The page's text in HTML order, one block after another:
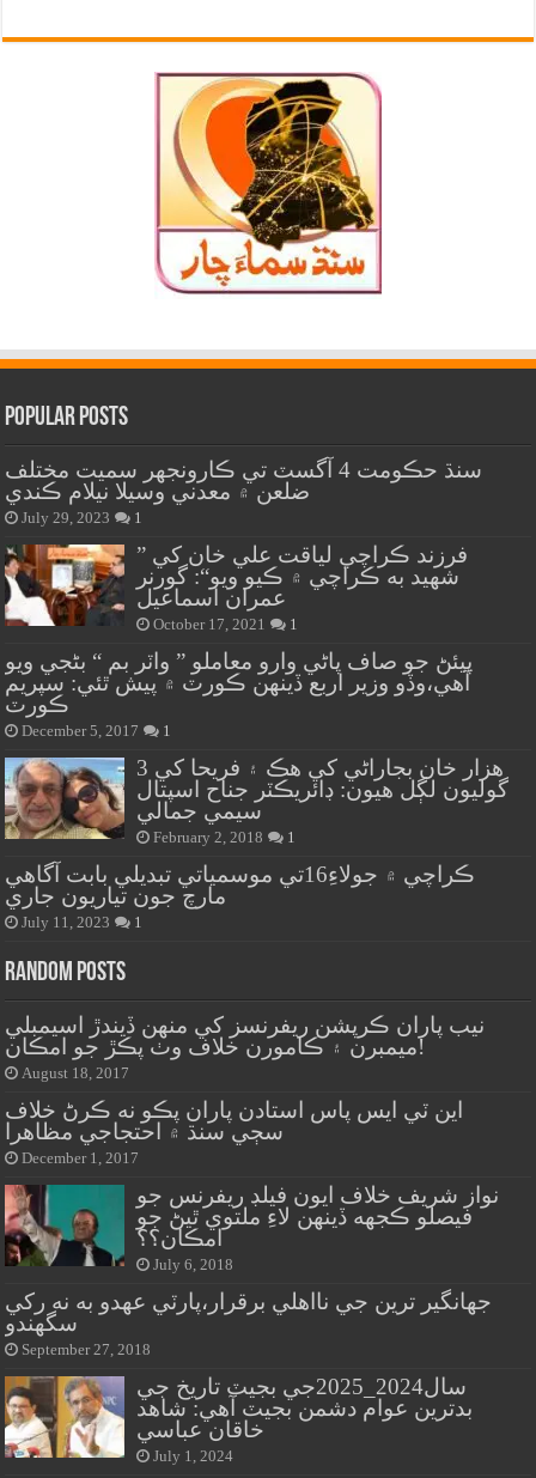
Popular Posts
سنڌ حڪومت 4 آگسٽ تي ڪارونجهر سميت مختلف
ضلعن ۾ معدني وسيلا نيلام ڪندي
July 29, 2023 1
” فرزند ڪراچي لياقت علي خان کي
شهيد به ڪراچي ۾ ڪيو ويو“: گورنر
عمران اسماعيل
October 17, 2021 1
پيئڻ جو صاف پاڻي وارو معاملو ” واٽر بم “ بڻجي ويو
آهي،وڏو وزير اربع ڏينهن ڪورٽ ۾ پيش ٿئي: سپريم
ڪورٽ
December 5, 2017 1
هزار خان بجاراڻي کي هڪ ۽ فريحا کي 3
گوليون لڳل هيون: ڊائريڪٽر جناح اسپتال
سيمي جمالي
February 2, 2018 1
ڪراچي ۾ جولاءِ16تي موسمياتي تبديلي بابت آگاهي
مارچ جون تياريون جاري
July 11, 2023 1
Random Posts
نيب پاران ڪرپشن ريفرنسز کي منهن ڏيندڙ اسيمبلي
ميمبرن ۽ ڪامورن خلاف وٺ پڪڙ جو امڪان!
August 18, 2017
اين ٽي ايس پاس استادن پاران پڪو نه ڪرڻ خلاف
سڄي سنڌ ۾ احتجاجي مظاهرا
December 1, 2017
نواز شريف خلاف ايون فيلڊ ريفرنس جو
فيصلو ڪجهه ڏينهن لاءِ ملتوي ٿيڻ جو
امڪان؟؟
July 6, 2018
جهانگير ترين جي نااهلي برقرار،پارٽي عهدو به نه رکي
سگهندو
September 27, 2018
سال2024_2025جي بجيٽ تاريخ جي
بدترين عوام دشمن بجيٽ آهي: شاهد
خاقان عباسي
July 1, 2024